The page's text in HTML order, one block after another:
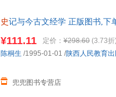
史记与今古文经学 正版图书,下
¥111.11 定价： ¥298.60 (3.73折
兜兜图书专营店
陈桐生 /1995-01-01 /陕西人民教育